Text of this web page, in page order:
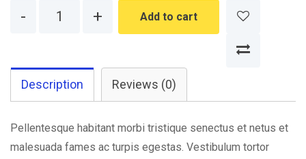
Add to cart
Description Reviews (0)
Pellentesque habitant morbi tristique senectus et netus et
malesuada fames ac turpis egestas. Vestibulum tortor